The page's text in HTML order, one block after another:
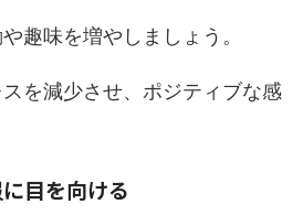
趣味を増やしましょう。
を減少させ、ポジティブな感
に目を向ける